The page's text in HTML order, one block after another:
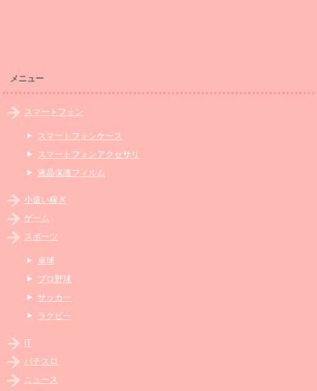
メニュー
スマートフォン
スマートフォンケース
スマートフォンアクセサリ
液晶保護フィルム
小遣い稼ぎ
ゲーム
スポーツ
卓球
プロ野球
サッカー
ラクビー
IT
パチスロ
ニュース